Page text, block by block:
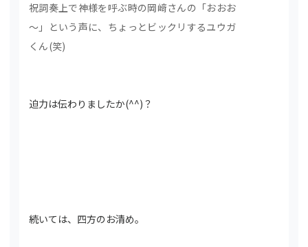
祝詞奏上で神様を呼ぶ時の岡﨑さんの「おおお
～」という声に、ちょっとビックリするユウガ
くん(笑)
迫力は伝わりましたか(^^)？
続いては、四方のお清め。